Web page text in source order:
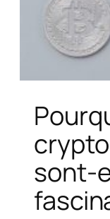
sont-